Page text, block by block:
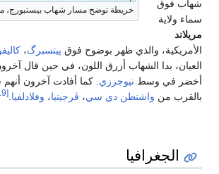
شهاب بيستبورج، مارس 2021.
فوقپيتسبرگ،كاليفورنيا . حسب شهود
في حين قال آخرون أنه ظهر كضوء
أفادت آخرون أنهم شاهدوا الشهاب
ڤرجينيا، وفلادلفيا.